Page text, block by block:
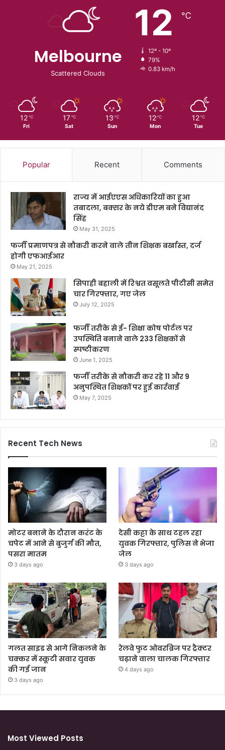
Melbourne
Scattered Clouds
12 ℃
12º - 10º
79%
0.83 km/h
12 ℃
Fri
17 ℃
Sat
13 ℃
Sun
12 ℃
Mon
12 ℃
Tue
Popular Recent Comments
राज्य में आईएएस अधिकारियों का हुआ
तबादला, बक्सर के नये डीएम बने विद्यानंद
सिंह
May 31, 2025
फर्जी प्रमाणपत्र से नौकरी करने वाले तीन शिक्षक बर्खास्त, दर्ज
होगी एफआईआर
May 21, 2025
सिपाही बहाली में रिश्वत वसूलते पीटीसी समेत
चार गिरफ्तार, गए जेल
July 12, 2025
फर्जी तरीके से ई- शिक्षा कोष पोर्टल पर
उपस्थिति बनाने वाले 233 शिक्षकों से
स्पष्टीकरण
June 1, 2025
फर्जी तरीके से नौकरी कर रहे 11 और 9
अनुपस्थित शिक्षकों पर हुई कार्रवाई
May 7, 2025
Recent Tech News
मोटर बनाने के दौरान करंट के
चपेट में आने से बुजुर्ग की मौत,
पसरा मातम
3 days ago
देसी कट्टा के साथ टहल रहा
युवक गिरफ्तार, पुलिस ने भेजा
जेल
3 days ago
गलत साइड से आगे निकलने के
चक्कर में स्कूटी सवार युवक
की गई जान
3 days ago
रेलवे फुट ओवरब्रिज पर ट्रैक्टर
चढ़ाने वाला चालक गिरफ्तार
4 days ago
Most Viewed Posts